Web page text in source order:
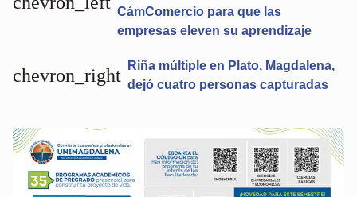
CámComercio para que las
empresas eleven su aprendizaje
Riña múltiple en Plato, Magdalena,
dejó cuatro personas capturadas
chevron_right